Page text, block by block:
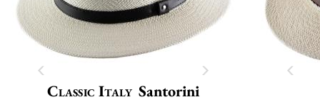
Classic Italy Santorini